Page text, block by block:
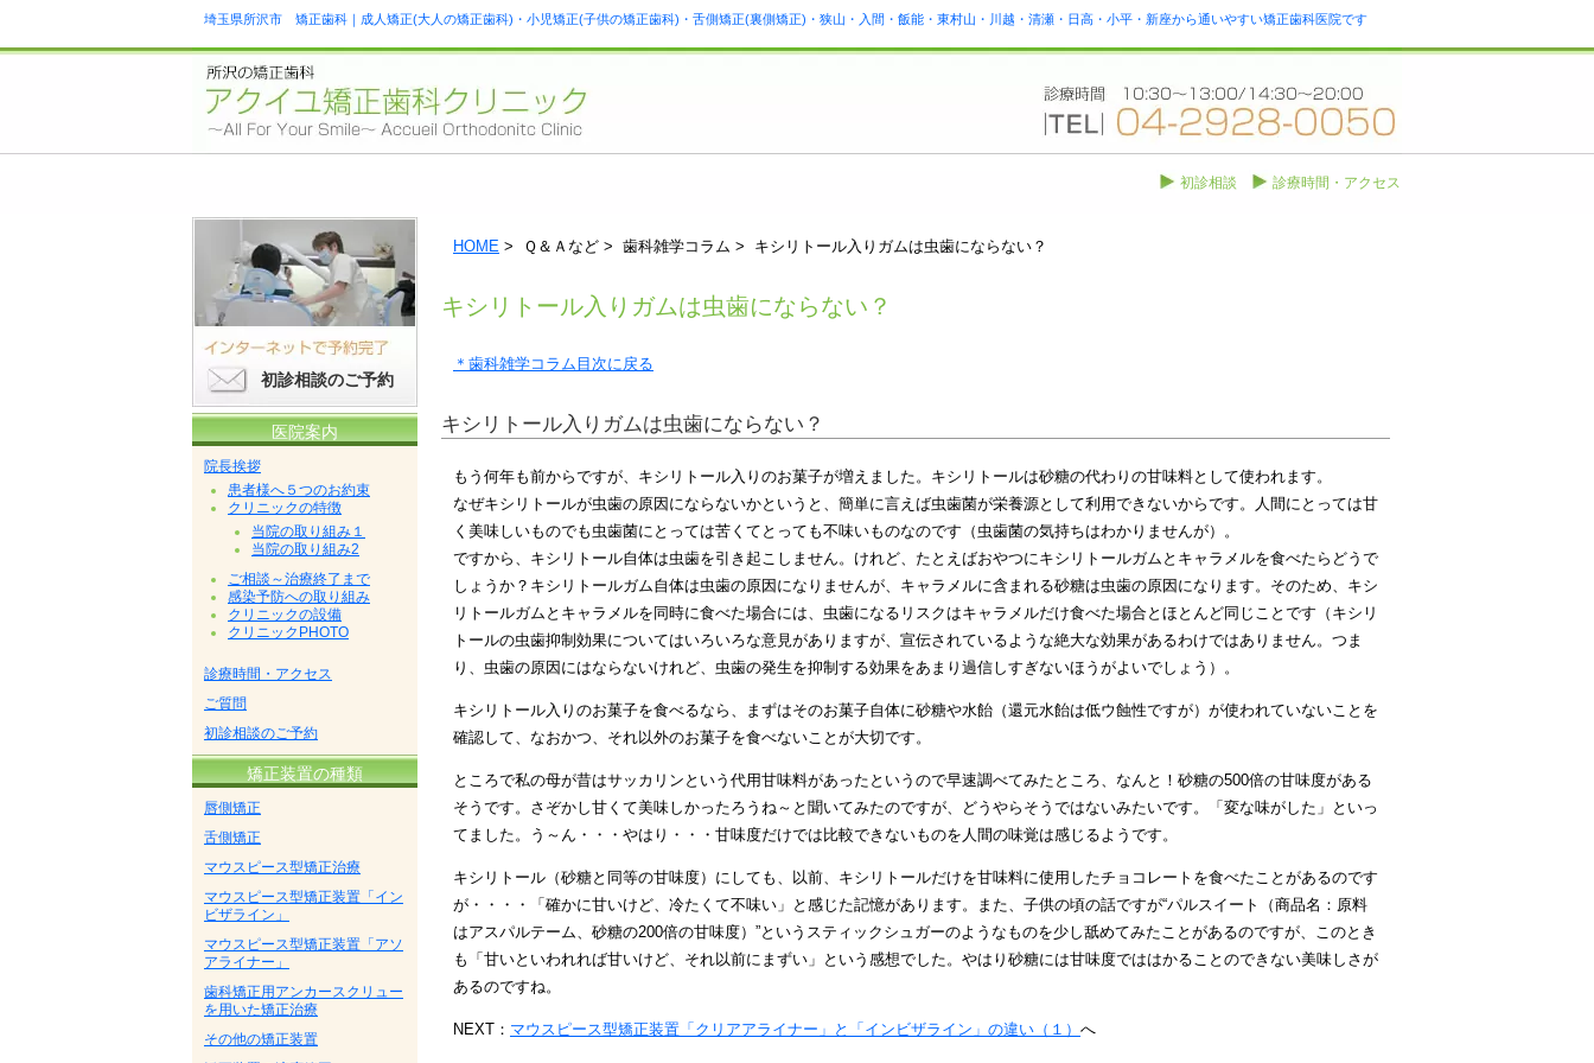
埼玉県所沢市 矯正歯科｜成人矯正(大人の矯正歯科)・小児矯正(子供の矯正歯科)・舌側矯正(裏側矯正)・狭山・入間・飯能・東村山・川越・清瀬・日高・小平・新座から通いやすい矯正歯科医院です
診療時間・アクセス
初診相談
HOME > Ｑ＆Ａなど > 歯科雑学コラム > キシリトール入りガムは虫歯にならない？
キシリトール入りガムは虫歯にならない？
＊歯科雑学コラム目次に戻る
キシリトール入りガムは虫歯にならない？
もう何年も前からですが、キシリトール入りのお菓子が増えました。キシリトールは砂糖の代わりの甘味料として使われます。
なぜキシリトールが虫歯の原因にならないかというと、簡単に言えば虫歯菌が栄養源として利用できないからです。人間にとっては甘
く美味しいものでも虫歯菌にとっては苦くてとっても不味いものなのです（虫歯菌の気持ちはわかりませんが）。
ですから、キシリトール自体は虫歯を引き起こしません。けれど、たとえばおやつにキシリトールガムとキャラメルを食べたらどうで
しょうか？キシリトールガム自体は虫歯の原因になりませんが、キャラメルに含まれる砂糖は虫歯の原因になります。そのため、キシ
リトールガムとキャラメルを同時に食べた場合には、虫歯になるリスクはキャラメルだけ食べた場合とほとんど同じことです（キシリ
トールの虫歯抑制効果についてはいろいろな意見がありますが、宣伝されているような絶大な効果があるわけではありません。つま
り、虫歯の原因にはならないけれど、虫歯の発生を抑制する効果をあまり過信しすぎないほうがよいでしょう）。
キシリトール入りのお菓子を食べるなら、まずはそのお菓子自体に砂糖や水飴（還元水飴は低ウ蝕性ですが）が使われていないことを
確認して、なおかつ、それ以外のお菓子を食べないことが大切です。
ところで私の母が昔はサッカリンという代用甘味料があったというので早速調べてみたところ、なんと！砂糖の500倍の甘味度がある
そうです。さぞかし甘くて美味しかったろうね～と聞いてみたのですが、どうやらそうではないみたいです。「変な味がした」といっ
てました。う～ん・・・やはり・・・甘味度だけでは比較できないものを人間の味覚は感じるようです。
キシリトール（砂糖と同等の甘味度）にしても、以前、キシリトールだけを甘味料に使用したチョコレートを食べたことがあるのです
が・・・・「確かに甘いけど、冷たくて不味い」と感じた記憶があります。また、子供の頃の話ですが“パルスイート（商品名：原料
はアスパルテーム、砂糖の200倍の甘味度）”というスティックシュガーのようなものを少し舐めてみたことがあるのですが、このとき
も「甘いといわれれば甘いけど、それ以前にまずい」という感想でした。やはり砂糖には甘味度でははかることのできない美味しさが
あるのですね。
NEXT： マウスピース型矯正装置「クリアアライナー」と「インビザライン」の違い（１） へ
初診相談のご予約
医院案内
院長挨拶
患者様へ５つのお約束
クリニックの特徴
当院の取り組み１
当院の取り組み2
ご相談～治療終了まで
感染予防への取り組み
クリニックの設備
クリニックPHOTO
診療時間・アクセス
ご質問
初診相談のご予約
矯正装置の種類
唇側矯正
舌側矯正
マウスピース型矯正治療
マウスピース型矯正装置「イン
ビザライン」
マウスピース型矯正装置「アソ
アライナー」
歯科矯正用アンカースクリュー
を用いた矯正治療
その他の矯正装置